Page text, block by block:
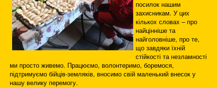
посилок нашим
захисникам. У цих
кількох словах – про
найцінніше та
найголовніше, про те,
що завдяки їхній
стійкості та незламності
ми просто живемо. Працюємо, волонтеримо, боремося,
підтримуємо бійців-земляків, вносимо свій маленький внесок у
нашу велику перемогу.